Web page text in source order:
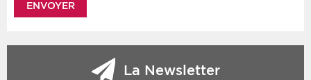
La Newsletter